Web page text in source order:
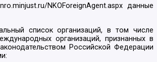
NKOForeignAgent.aspxданные
список организаций, в том числе
организаций, признанных в
Российской Федерации